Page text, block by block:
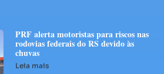
PRF alerta motoristas para riscos nas
rodovias federais do RS devido às
chuvas
Leia mais